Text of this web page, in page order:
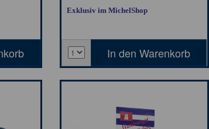
Exklusiv im MichelShop